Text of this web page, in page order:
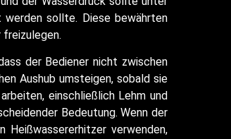
sollte. Diese bewährten
der Bediener nicht zwischen
Aushub umsteigen, sobald sie
einschließlich Lehm und
Bedeutung. Wenn der
verwenden,